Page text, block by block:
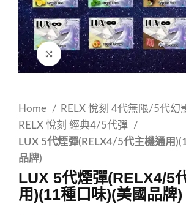
Click to enlarge
Home
RELX 悅刻 4代無限/5代幻
RELX 悅刻 經典4/5代彈
LUX 5代煙彈(RELX4/5代主機通用
品牌)
LUX 5代煙彈(RELX4/5
用)(11種口味)(美國品牌)